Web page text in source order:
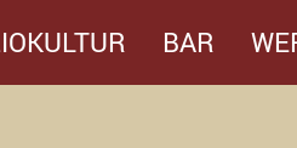
BAR